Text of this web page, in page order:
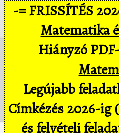
-= FRISSÍTÉS
Matematika
Hiányzó
Legújabb
Címkézés 2026-
és felvételi